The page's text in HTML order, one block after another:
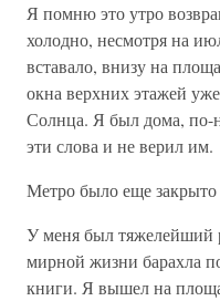
Я помню это утро
холодно, несмотря на
вставало, внизу на
окна верхних этажей
Солнца. Я был дома, по-
эти слова и не верил им.
Метро было еще
У меня был тяжелейший
мирной жизни барахла
книги. Я вышел на